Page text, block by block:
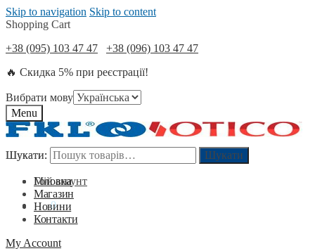
Skip to navigation Skip to content
Shopping Cart
+38 (095) 103 47 47
+38 (096) 103 47 47
🔥 Скидка 5% при реєстрації!
Вибрати мову
Menu
Шукати: Шукати
Мій акаунт
0₴ 0
Шукати: Шукати
Головна
Магазин
Новини
Контакти
My Account